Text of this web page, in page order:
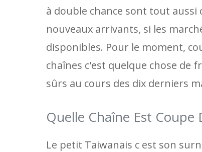
à double chance sont tout
nouveaux arrivants, si les
disponibles. Pour le moment,
chaînes c'est quelque chose de
sûrs au cours des dix derniers
Quelle Chaîne Est
Le petit Taiwanais c est son